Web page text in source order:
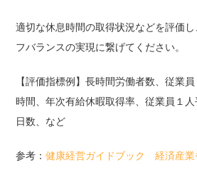
適切な休息時間の取得状況などを評価
フバランスの実現に繋げてください。
【評価指標例】長時間労働者数、従業
時間、年次有給休暇取得率、従業員１
日数、など
参考：健康経営ガイドブック 経済産業